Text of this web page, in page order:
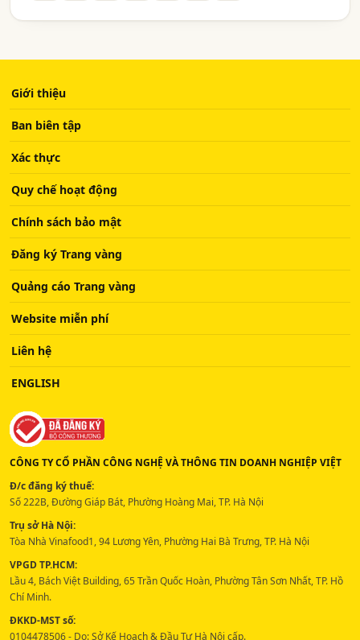
Giới thiệu
Ban biên tập
Xác thực
Quy chế hoạt động
Chính sách bảo mật
Đăng ký Trang vàng
Quảng cáo Trang vàng
Website miễn phí
Liên hệ
ENGLISH
CÔNG TY CỔ PHẦN CÔNG NGHỆ VÀ THÔNG TIN DOANH NGHIỆP VIỆT
Đ/c đăng ký thuế:
Số 222B, Đường Giáp Bát, Phường Hoàng Mai, TP. Hà Nội
Trụ sở Hà Nội:
Tòa Nhà Vinafood1, 94 Lương Yên, Phường Hai Bà Trưng, TP. Hà Nội
VPGD TP.HCM:
Lầu 4, Bách Việt Building, 65 Trần Quốc Hoàn, Phường Tân Sơn Nhất, TP. Hồ
Chí Minh.
ĐKKD-MST số:
0104478506 - Do: Sở Kế Hoạch & Đầu Tư Hà Nội cấp.